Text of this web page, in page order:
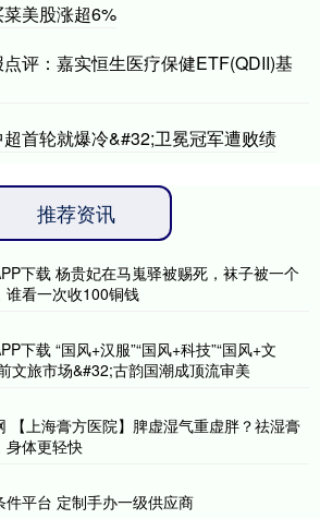
美股涨超6%
评：嘉实恒生医疗保健ETF(QDII)基
首轮就爆冷&#32;卫冕冠军遭败绩
推荐资讯
下载 杨贵妃在马嵬驿被赐死，袜子被一个
谁看一次收100铜钱
下载 “国风+汉服”“国风+科技”“国风+文
文旅市场&#32;古韵国潮成顶流审美
【上海膏方医院】脾虚湿气重虚胖？祛湿膏
身体更轻快
件平台 定制手办一级供应商